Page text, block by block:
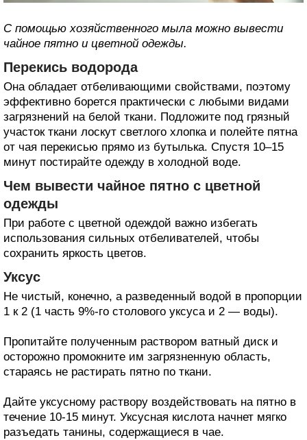
С помощью хозяйственного мыла можно вывести
чайное пятно и цветной одежды.
Перекись водорода
Она обладает отбеливающими свойствами, поэтому
эффективно борется практически с любыми видами
загрязнений на белой ткани. Подложите под грязный
участок ткани лоскут светлого хлопка и полейте пятна
от чая перекисью прямо из бутылька. Спустя 10–15
минут постирайте одежду в холодной воде.
Чем вывести чайное пятно с цветной
одежды
При работе с цветной одеждой важно избегать
использования сильных отбеливателей, чтобы
сохранить яркость цветов.
Уксус
Не чистый, конечно, а разведенный водой в пропорции
1 к 2 (1 часть 9%-го столового уксуса и 2 — воды).
Пропитайте полученным раствором ватный диск и
осторожно промокните им загрязненную область,
стараясь не растирать пятно по ткани.
Дайте уксусному раствору воздействовать на пятно в
течение 10-15 минут. Уксусная кислота начнет мягко
разъедать танины, содержащиеся в чае.